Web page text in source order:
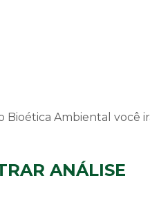
Bioética Ambiental você
ANÁLISE